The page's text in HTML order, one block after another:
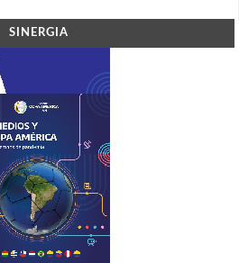
SINERGIA